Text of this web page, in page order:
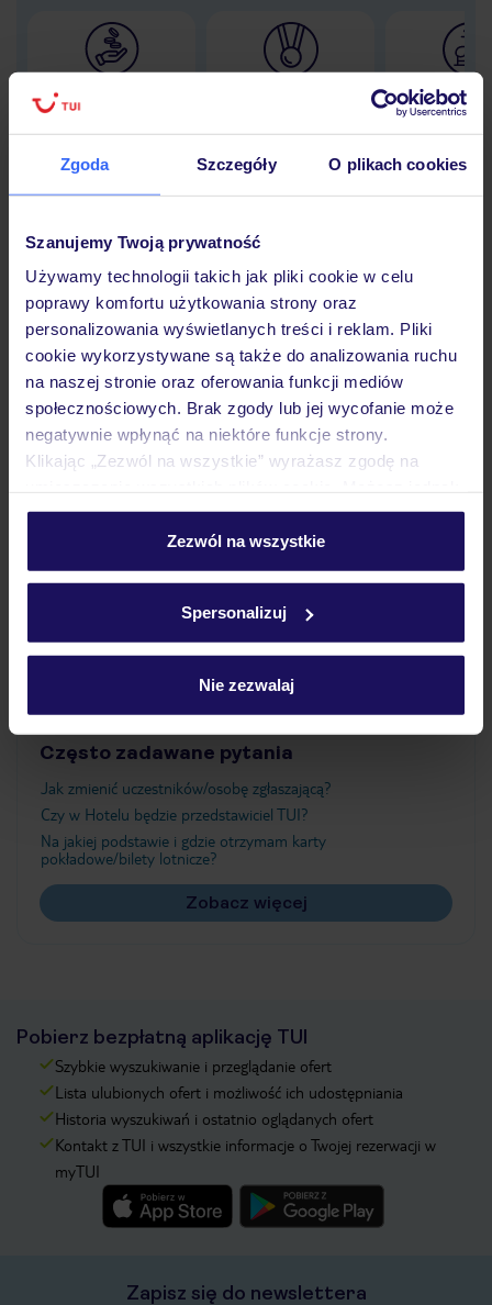
Zgoda Szczegóły O plikach cookies
Szanujemy Twoją prywatność
Używamy technologii takich jak pliki cookie w celu
poprawy komfortu użytkowania strony oraz
personalizowania wyświetlanych treści i reklam. Pliki
cookie wykorzystywane są także do analizowania ruchu
na naszej stronie oraz oferowania funkcji mediów
społecznościowych. Brak zgody lub jej wycofanie może
negatywnie wpłynąć na niektóre funkcje strony.
Klikając „Zezwól na wszystkie” wyrażasz zgodę na
personalizować swój wybór wchodząc w zakładkę
Szczegółowe informacje o plikach cookie znajdziesz
Zezwól na wszystkie
Spersonalizuj
Nie zezwalaj
30 lat w
Hotel
Opinie
Pokoje
Atrakcje
Ważne informacje
Często zadawane pytania
Jak zmienić uczestników/osobę zgłaszającą?
Czy w Hotelu będzie przedstawiciel TUI?
Na jakiej podstawie i gdzie otrzymam karty
pokładowe/bilety lotnicze?
Zobacz więcej
Pobierz bezpłatną aplikację TUI
Szybkie wyszukiwanie i przeglądanie ofert
Lista ulubionych ofert i możliwość ich udostępniania
Historia wyszukiwań i ostatnio oglądanych ofert
Kontakt z TUI i wszystkie informacje o Twojej rezerwacji w
myTUI
Zapisz się do newslettera